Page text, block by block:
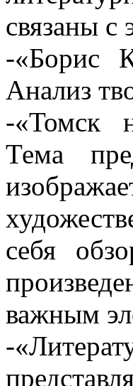
связаны с
-«Борис
Анализ
-«Томск
Тема
себя
важным
-